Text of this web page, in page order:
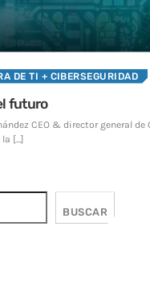
Centro de Seguridad BeIT ¡La
organización a tu alcance!
a tus colaboradores en
DICIEMBRE, 2025
SEPTIEMBRE, 2025
DE TI + CIBERSEGURIDAD
futuro
CEO & director general de
[...]
BUSCAR